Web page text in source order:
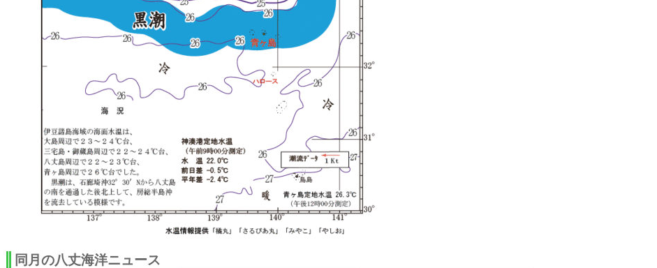
同月の八丈海洋ニュース